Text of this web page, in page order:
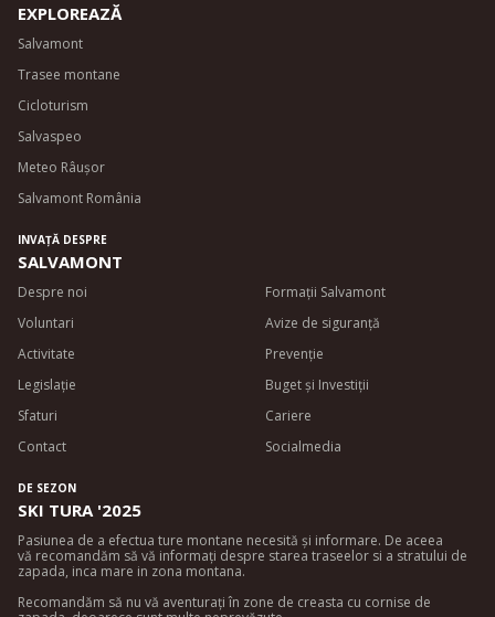
EXPLOREAZĂ
Salvamont
Trasee montane
Cicloturism
Salvaspeo
Meteo Râușor
Salvamont România
INVAȚĂ DESPRE
SALVAMONT
Despre noi
Voluntari
Activitate
Legislație
Sfaturi
Contact
Formații Salvamont
Avize de siguranță
Prevenție
Buget și Investiții
Cariere
Socialmedia
DE SEZON
SKI TURA '2025
Pasiunea de a efectua ture montane necesită și informare. De aceea
vă recomandăm să vă informați despre starea traseelor si a stratului de
zapada, inca mare in zona montana.
Recomandăm să nu vă aventurați în zone de creasta cu cornise de